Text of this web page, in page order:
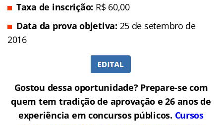
Taxa de inscrição: R$ 60,00
Data da prova objetiva: 25 de setembro de
2016
Gostou dessa oportunidade? Prepare-se com
quem tem tradição de aprovação e 26 anos de
experiência em concursos públicos. Cursos